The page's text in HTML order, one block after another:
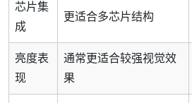
芯片集
成
更适合多芯片结构
亮度表
现
通常更适合较强视觉效
果